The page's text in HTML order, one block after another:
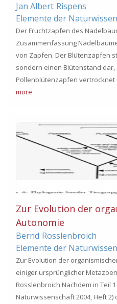
Jan Albert Rispens
Elemente der
Der Fruchtzapfen des
Zusammenfassung
von Zapfen. Der Blütenzapfen
sondern einen Blütenstand
Pollenblütenzapfen vertrocknet
more
Zur Evolution der
Autonomie
Bernd Rosslenbroich
Elemente der
Zur Evolution der
einiger ursprünglicher
Rosslenbroich Nachdem in Teil
Naturwissenschaft 2004, Heft